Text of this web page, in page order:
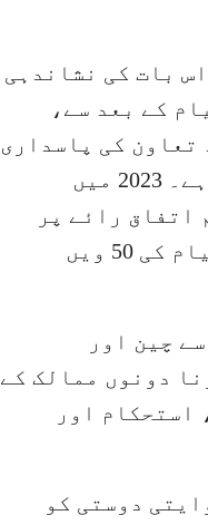
بات کی نشاندہی
کے بعد سے،
تعاون کی پاسداری
کی ہے اور ریاست سے ریاست کے تعلقات کی ایک مثال قائم کی ہے۔ 2023 میں
اتفاق رائے پر
پہنچے اور گزشتہ سال دونوں ممالک نے سفارتی تعلقات کے قیام کی 50 ویں
چین اور
دونوں ممالک کے
استحکام اور
دوستی کو